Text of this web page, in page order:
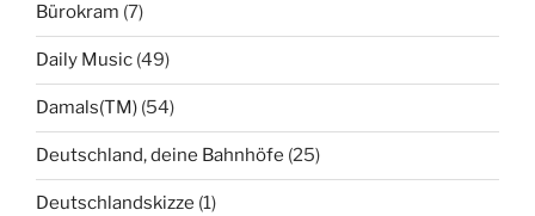
Bürokram (7)
Daily Music (49)
Damals(TM) (54)
Deutschland, deine Bahnhöfe (25)
Deutschlandskizze (1)